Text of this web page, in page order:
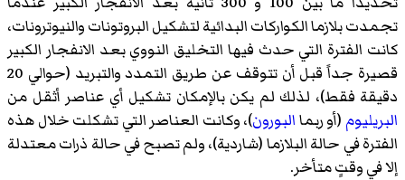
تجمدت بلازما الكواركات البدائية لتشكيل البروتونات والنيوترونات،
كانت الفترة التي حدث فيها التخليق النووي بعد الانفجار الكبير
قصيرة جداً قبل أن تتوقف عن طريق التمدد والتبريد (حوالي 20
دقيقة فقط)، لذلك لم يكن بالإمكان تشكيل أي عناصر أثقل من
البريليوم (أو ربماالبورون)، وكانت العناصر التي تشكلت خلال هذه
الفترة في حالة البلازما (شاردية)، ولم تصبح في حالة ذرات معتدلة
إلا في وقتٍ متأخر.